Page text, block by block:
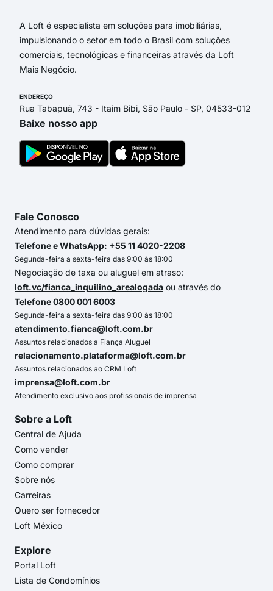
A Loft é especialista em soluções para imobiliárias,
impulsionando o setor em todo o Brasil com soluções
comerciais, tecnológicas e financeiras através da Loft
Mais Negócio.
ENDEREÇO
Rua Tabapuã, 743 - Itaim Bibi, São Paulo - SP, 04533-012
Baixe nosso app
Fale Conosco
Atendimento para dúvidas gerais:
Telefone e WhatsApp: +55 11 4020-2208
Segunda-feira a sexta-feira das 9:00 às 18:00
Negociação de taxa ou aluguel em atraso:
loft.vc/fianca_inquilino_arealogada ou através do
Telefone 0800 001 6003
Segunda-feira a sexta-feira das 9:00 às 18:00
atendimento.fianca@loft.com.br
Assuntos relacionados a Fiança Aluguel
relacionamento.plataforma@loft.com.br
Assuntos relacionados ao CRM Loft
imprensa@loft.com.br
Atendimento exclusivo aos profissionais de imprensa
Sobre a Loft
Central de Ajuda
Como vender
Como comprar
Sobre nós
Carreiras
Quero ser fornecedor
Loft México
Explore
Portal Loft
Lista de Condomínios